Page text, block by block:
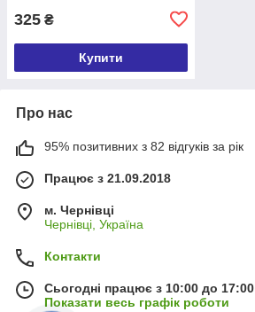
325 ₴
Купити
Про нас
95% позитивних з 82 відгуків за рік
Працює з 21.09.2018
м. Чернівці
Чернівці, Україна
Контакти
Сьогодні працює з 10:00 до 17:00
Показати весь графік роботи